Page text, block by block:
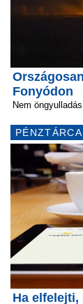
Fonyódon
Nem
PÉNZTÁRCA
Ha